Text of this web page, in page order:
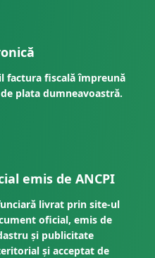
factura fiscală împreună
plata dumneavoastră.
emis de ANCPI
livrat prin site-ul
oficial, emis de
și publicitate
și acceptat de